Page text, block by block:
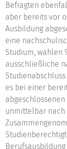
Befragten
aber bereits vor
Ausbildung
eine
Studium, wählen
ausschließliche
es bei einer
unmittelbar nach